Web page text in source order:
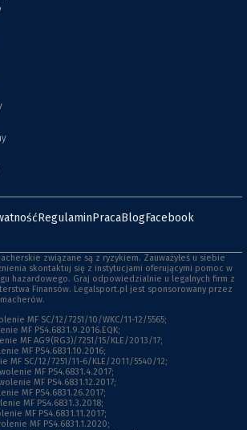
RegulaminPracaBlogFacebook
związane są z ryzykiem. Zauważyłeś u siebie
skontaktuj się z instytucjami oferującymi pomoc w
hazardowego. Graj odpowiedzialnie u legalnych firm z
Finansów. Legalsport.pl jest sponsorowany przez
MF SC/12/7251/10/WKC/11-12/5565;
MF PS4.6831.9.2016.EQK;
MF AG9(RG3)/7251/15/KLE/2013/17;
MF PS4.6831.10.2016;
MF SC/12/7251/11-6/KLE/2011/5540/12;
MF PS4.6831.4.2017;
MF PS4.6831.12.2017;
MF PS4.6831.26.2017;
MF PS4.6831.3.2018;
MF PS4.6831.11.2017;
MF PS4.6831.1.2020;